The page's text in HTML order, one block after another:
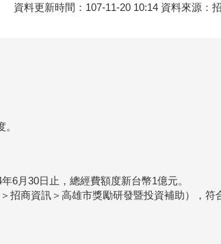
資料更新時間：107-11-20 10:14 資料來源：
6月30日止，總經費額度新台幣1億元。
招商資訊＞高雄市獎勵研發暨投資補助），符